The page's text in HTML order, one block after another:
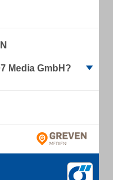
Media GmbH?